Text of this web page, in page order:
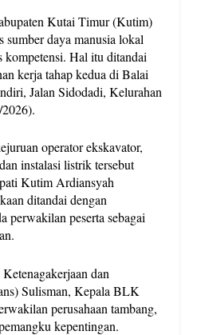
Kutai Timur (Kutim)
sumber daya manusia lokal
kompetensi. Hal itu ditandai
kerja tahap kedua di Balai
Jalan Sidodadi, Kelurahan
operator ekskavator,
instalasi listrik tersebut
Kutim Ardiansyah
ditandai dengan
perwakilan peserta sebagai
dan
Sulisman, Kepala BLK
perusahaan tambang,
kepentingan.